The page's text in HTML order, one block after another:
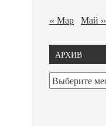
« Мар Май »
АРХИВ